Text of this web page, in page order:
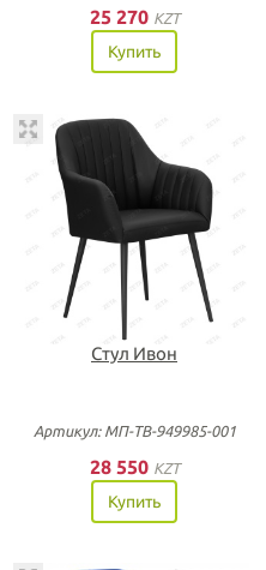
25 270 KZT
Купить
Стул Ивон
Артикул: МП-ТВ-949985-001
28 550 KZT
Купить